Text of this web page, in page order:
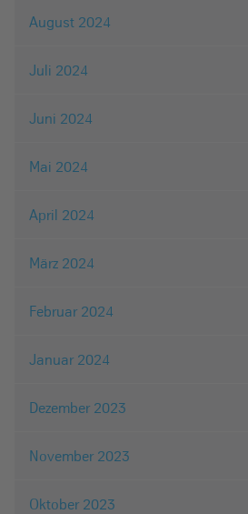
August 2024
Juli 2024
Juni 2024
Mai 2024
April 2024
März 2024
Februar 2024
Januar 2024
Dezember 2023
November 2023
Oktober 2023